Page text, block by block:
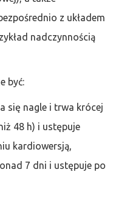
z układem
nadczynnością
być:
się nagle i trwa krócej
48 h) i ustępuje
kardiowersją,
7 dni i ustępuje po